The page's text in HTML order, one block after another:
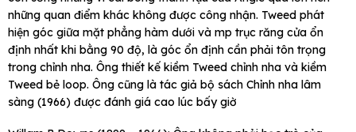
những quan điểm khác không được công nhận. Tweed phát
hiện góc giữa mặt phẳng hàm dưới và mp trục răng cửa ổn
định nhất khi bằng 90 độ, là góc ổn định cần phải tôn trọng
trong chỉnh nha. Ông thiết kế kiềm Tweed chỉnh nha và kiềm
Tweed bẻ loop. Ông cũng là tác giả bộ sách Chỉnh nha lâm
sàng (1966) được đánh giá cao lúc bấy giờ